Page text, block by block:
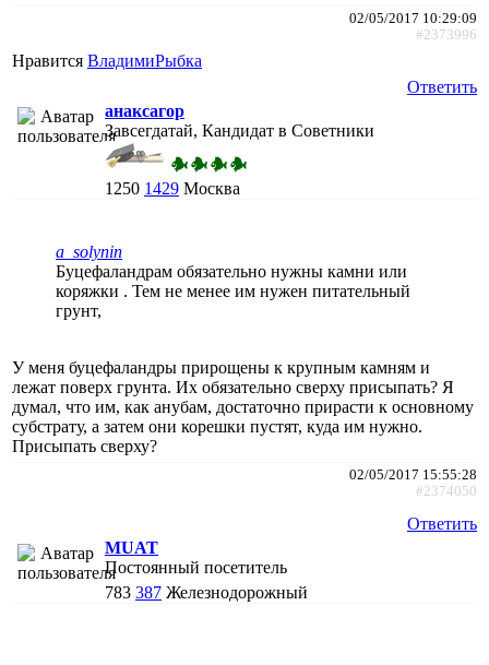
02/05/2017 10:29:09
#2373996
Нравится ВладимиРыбка
Ответить
анаксагор
Завсегдатай, Кандидат в Советники
1250 1429 Москва
a_solynin
Буцефаландрам обязательно нужны камни или
коряжки . Тем не менее им нужен питательный
грунт,
У меня буцефаландры прирощены к крупным камням и
лежат поверх грунта. Их обязательно сверху присыпать? Я
думал, что им, как анубам, достаточно прирасти к основному
субстрату, а затем они корешки пустят, куда им нужно.
Присыпать сверху?
02/05/2017 15:55:28
#2374050
Ответить
MUAT
Постоянный посетитель
783 387 Железнодорожный